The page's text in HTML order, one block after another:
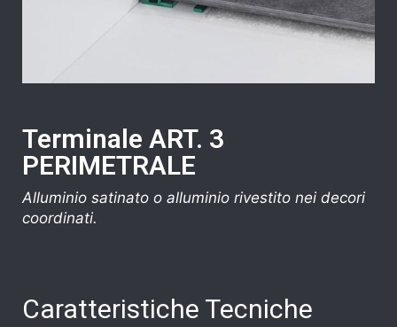
Terminale ART. 3
PERIMETRALE
Alluminio satinato o alluminio rivestito nei decori
coordinati.
Caratteristiche Tecniche